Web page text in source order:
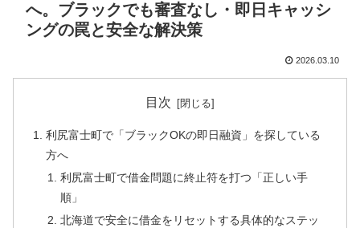
へ。ブラックでも審査なし・即日キャッシ
ングの罠と安全な解決策
2026.03.10
目次
利尻富士町で「ブラックOKの即日融資」を探している
方へ
利尻富士町で借金問題に終止符を打つ「正しい手
順」
北海道で安全に借金をリセットする具体的なステッ